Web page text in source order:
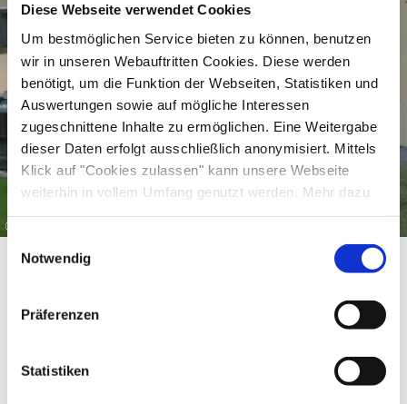
Diese Webseite verwendet Cookies
Um bestmöglichen Service bieten zu können, benutzen
wir in unseren Webauftritten Cookies. Diese werden
benötigt, um die Funktion der Webseiten, Statistiken und
Auswertungen sowie auf mögliche Interessen
zugeschnittene Inhalte zu ermöglichen. Eine Weitergabe
dieser Daten erfolgt ausschließlich anonymisiert. Mittels
Klick auf "Cookies zulassen" kann unsere Webseite
weiterhin in vollem Umfang genutzt werden. Mehr dazu
steht in unserer Datenschutzerklärung.
gelistet.
Einwilligungsauswahl
Notwendig
Präferenzen
Statistiken
©